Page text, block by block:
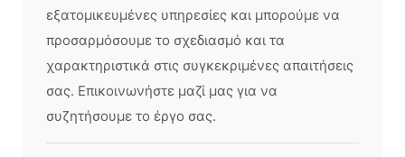
εξατομικευμένες υπηρεσίες και μπορούμε να
προσαρμόσουμε το σχεδιασμό και τα
χαρακτηριστικά στις συγκεκριμένες απαιτήσεις
σας. Επικοινωνήστε μαζί μας για να
συζητήσουμε το έργο σας.